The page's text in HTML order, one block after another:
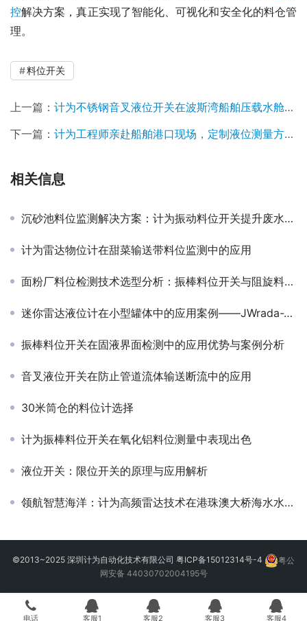
控解决方案，真正实现了智能化、可视化和安全化的料仓管
理。
料位开关
上一篇： 计为不锈钢音叉液位开关在波斯湾船舶压载水舱监测海水
下一篇： 计为工程师亲赴船舶港口现场，定制液位测量方案赢得客户信赖
相关信息
沉砂池料位监测解决方案：计为振动料位开关提升废水处理效率
计为雷达物位计在甜菜输送带料位监测中的应用
面粉厂料位检测技术选型分析：振棒料位开关与阻旋料位开关对比
迷你雷达液位计在小型罐体中的应用案例——JWrada-22带显示MINI系列
振棒料位开关在固液界面检测中的应用优势与案例分析
音叉液位开关在防止管道流体输送断流中的应用
30米筒仓的料位计选择
计为振棒料位开关在氧化铝料位测量中表现出色
液位开关：限位开关的原理与应用解析
领航智慧海洋：计为高频雷达技术在港珠澳大桥海水水位监测中的工程应用
©2013~2025 深圳计为自动化技术有限公司 粤ICP备15012314号-4
粤公
网安备 44030702004195号
电话 客服1 客服2 客服3 客服4